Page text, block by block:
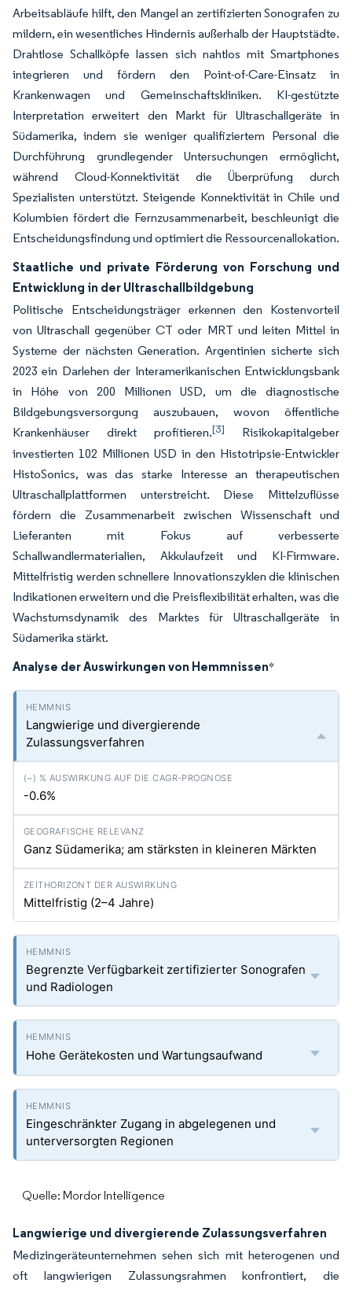
Arbeitsabläufe hilft, den Mangel an zertifizierten Sonografen zu
mildern, ein wesentliches Hindernis außerhalb der Hauptstädte.
Drahtlose Schallköpfe lassen sich nahtlos mit Smartphones
integrieren und fördern den Point-of-Care-Einsatz in
Krankenwagen und Gemeinschaftskliniken. KI-gestützte
Interpretation erweitert den Markt für Ultraschallgeräte in
Südamerika, indem sie weniger qualifiziertem Personal die
Durchführung grundlegender Untersuchungen ermöglicht,
während Cloud-Konnektivität die Überprüfung durch
Spezialisten unterstützt. Steigende Konnektivität in Chile und
Kolumbien fördert die Fernzusammenarbeit, beschleunigt die
Entscheidungsfindung und optimiert die Ressourcenallokation.
Staatliche und private Förderung von Forschung und
Entwicklung in der Ultraschallbildgebung
Politische Entscheidungsträger erkennen den Kostenvorteil
von Ultraschall gegenüber CT oder MRT und leiten Mittel in
Systeme der nächsten Generation. Argentinien sicherte sich
2023 ein Darlehen der Interamerikanischen Entwicklungsbank
in Höhe von 200 Millionen USD, um die diagnostische
Bildgebungsversorgung auszubauen, wovon öffentliche
Krankenhäuser direkt profitieren.[3]
Risikokapitalgeber
investierten 102 Millionen USD in den Histotripsie-Entwickler
HistoSonics, was das starke Interesse an therapeutischen
Ultraschallplattformen unterstreicht. Diese Mittelzuflüsse
fördern die Zusammenarbeit zwischen Wissenschaft und
Lieferanten mit Fokus auf verbesserte
Schallwandlermaterialien, Akkulaufzeit und KI-Firmware.
Mittelfristig werden schnellere Innovationszyklen die klinischen
Indikationen erweitern und die Preisflexibilität erhalten, was die
Wachstumsdynamik des Marktes für Ultraschallgeräte in
Südamerika stärkt.
Analyse der Auswirkungen von Hemmnissen*
Langwierige und divergierende
Zulassungsverfahren
-0.6%
Ganz Südamerika; am stärksten in kleineren Märkten
Mittelfristig (2–4 Jahre)
Begrenzte Verfügbarkeit zertifizierter Sonografen
und Radiologen
Hohe Gerätekosten und Wartungsaufwand
Eingeschränkter Zugang in abgelegenen und
unterversorgten Regionen
Quelle: Mordor Intelligence
Langwierige und divergierende Zulassungsverfahren
Medizingeräteunternehmen sehen sich mit heterogenen und
oft langwierigen Zulassungsrahmen konfrontiert, die